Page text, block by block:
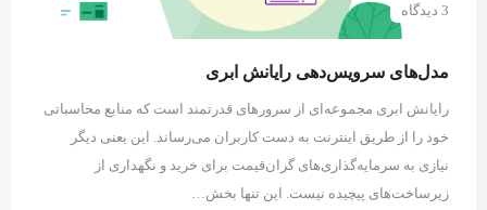
3 دیدگاه
مدل‌های سرویس‌دهی رایانش ابری
رایانش ابری مجموعه‌ای از سرورهای قدرتمند است که منابع محاسباتی
خود را از طریق اینترنت به دست کاربران می‌رساند. این یعنی دیگر
نیازی به سرمایه‌گذاری‌های گران‌قیمت برای خرید و نگهداری از
زیرساخت‌های پیچیده نیست. این تنها بخش…